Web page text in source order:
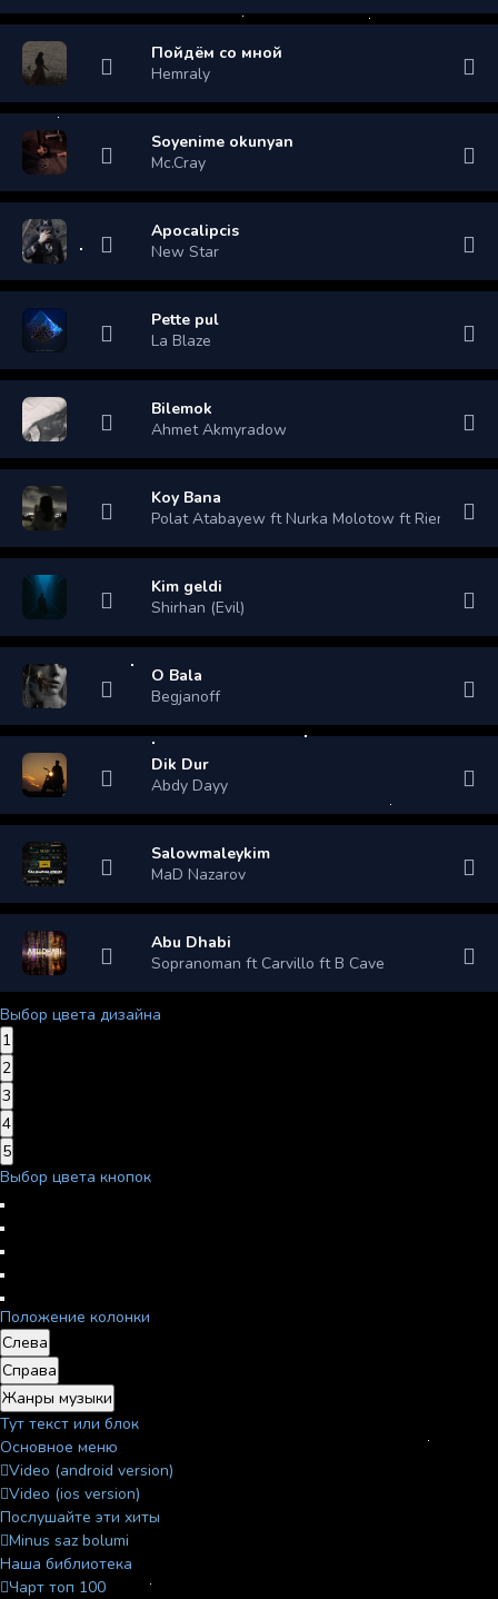
Пойдём со мной
Hemraly
Soyenime okunyan
Mc.Cray
Apocalipcis
New Star
Pette pul
La Blaze
Bilemok
Ahmet Akmyradow
Koy Bana
Polat Atabayew ft Nurka Molotow ft Rienbea
Kim geldi
Shirhan (Evil)
O Bala
Begjanoff
Dik Dur
Abdy Dayy
Salowmaleykim
MaD Nazarov
Abu Dhabi
Sopranoman ft Carvillo ft B Cave
Выбор цвета дизайна
1
2
3
4
5
Выбор цвета кнопок
Положение колонки
Слева
Справа
Жанры музыки
Тут текст или блок
Основное меню
Video (android version)
Video (ios version)
Послушайте эти хиты
Minus saz bolumi
Наша библиотека
Чарт топ 100